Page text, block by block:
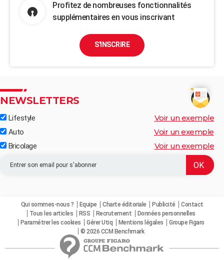
Profitez de nombreuses fonctionnalités
supplémentaires en vous inscrivant
S'INSCRIRE
NEWSLETTERS
Lifestyle Voir un exemple
Auto Voir un exemple
Bricolage Voir un exemple
Qui sommes-nous ? Equipe Charte éditoriale Publicité
Contact
Tous les articles
RSS Recrutement
Données personnelles
Paramétrer les cookies
Gérer Utiq Mentions légales
Groupe Figaro
© 2026 CCM Benchmark